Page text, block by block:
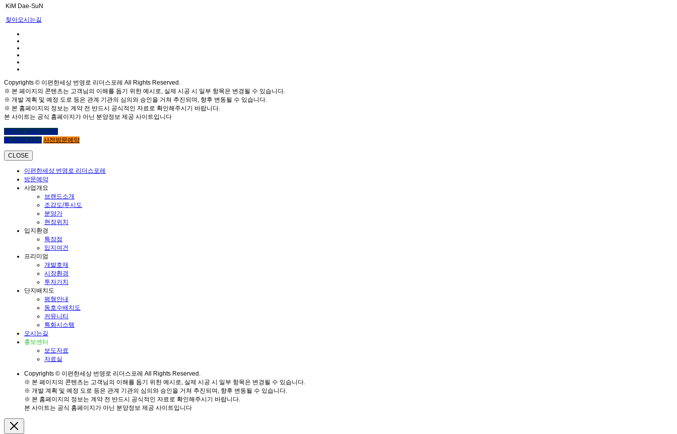
KiM Dae-SuN
찾아오시는길
Copyrights © 이편한세상 번영로 리더스포레 All Rights Reserved.
※ 본 페이지의 콘텐츠는 고객님의 이해를 돕기 위한 예시로, 실제 시공 시 일부 항목은 변경될 수 있습니다.
※ 개발 계획 및 예정 도로 등은 관계 기관의 심의와 승인을 거쳐 추진되며, 향후 변동될 수 있습니다.
※ 본 홈페이지의 정보는 계약 전 반드시 공식적인 자료로 확인해주시기 바랍니다.
본 사이트는 공식 홈페이지가 아닌 분양정보 제공 사이트입니다
(클릭시 상담사연결)
☎ 1800-6127 사전방문예약
CLOSE
이편한세상 번영로 리더스포레
방문예약
사업개요
브랜드소개
조감도/투시도
분양가
현장위치
입지환경
특장점
입지여건
프리미엄
개발호재
시장환경
투자가치
단지배치도
평형안내
동호수배치도
커뮤니티
특화시스템
오시는길
홍보센터
보도자료
자료실
Copyrights © 이편한세상 번영로 리더스포레 All Rights Reserved.
※ 본 페이지의 콘텐츠는 고객님의 이해를 돕기 위한 예시로, 실제 시공 시 일부 항목은 변경될 수 있습니다.
※ 개발 계획 및 예정 도로 등은 관계 기관의 심의와 승인을 거쳐 추진되며, 향후 변동될 수 있습니다.
※ 본 홈페이지의 정보는 계약 전 반드시 공식적인 자료로 확인해주시기 바랍니다.
본 사이트는 공식 홈페이지가 아닌 분양정보 제공 사이트입니다